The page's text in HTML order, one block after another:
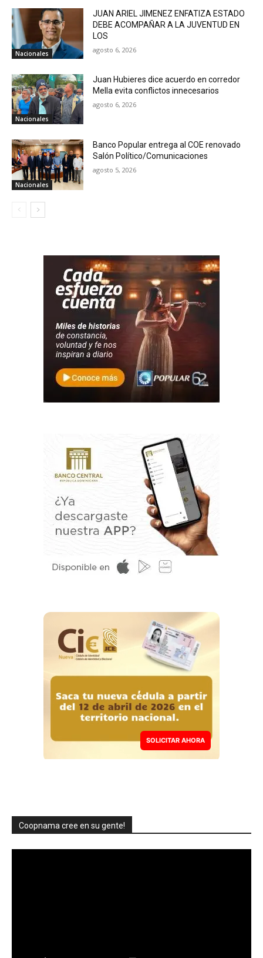
Nacionales
JUAN ARIEL JIMENEZ ENFATIZA ESTADO
DEBE ACOMPAÑAR A LA JUVENTUD EN
LOS
agosto 6, 2026
Nacionales
Juan Hubieres dice acuerdo en corredor
Mella evita conflictos innecesarios
agosto 6, 2026
Nacionales
Banco Popular entrega al COE renovado
Salón Político/Comunicaciones
agosto 5, 2026
SOLICITAR AHORA
Coopnama cree en su gente!